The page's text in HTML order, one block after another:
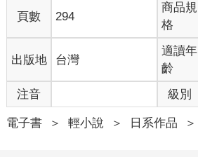
頁數 294
商品規
格
出版地 台灣
適讀年
齡
注音 級別
電子書 ＞ 輕小說 ＞ 日系作品 ＞